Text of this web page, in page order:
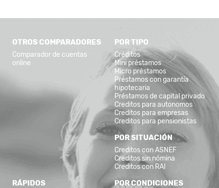
OTROS COMPARADORES
Comparador de cuentas
online
POR TIPO
Créditos
Mini préstamos
Micro préstamos
Préstamos con garantía
hipotecaria
Préstamos de capital privado
Creditos para autonomos
Creditos para empresas
Creditos para pensionistas
POR SITUACIÓN
Creditos con ASNEF
Creditos sin nómina
Creditos con RAI
RÁPIDOS POR CONDICIONES